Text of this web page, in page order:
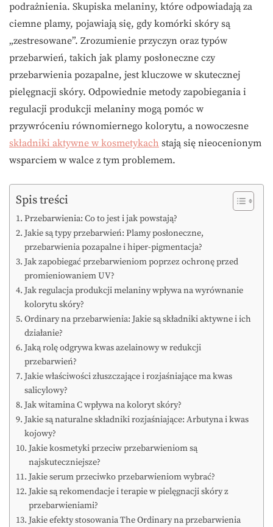
podrażnienia. Skupiska melaniny, które odpowiadają za
ciemne plamy, pojawiają się, gdy komórki skóry są
„zestresowane”. Zrozumienie przyczyn oraz typów
przebarwień, takich jak plamy posłoneczne czy
przebarwienia pozapalne, jest kluczowe w skutecznej
pielęgnacji skóry. Odpowiednie metody zapobiegania i
regulacji produkcji melaniny mogą pomóc w
przywróceniu równomiernego kolorytu, a nowoczesne
składniki aktywne w kosmetykach stają się nieocenionym
wsparciem w walce z tym problemem.
Spis treści
Przebarwienia: Co to jest i jak powstają?
Jakie są typy przebarwień: Plamy posłoneczne,
przebarwienia pozapalne i hiper-pigmentacja?
Jak zapobiegać przebarwieniom poprzez ochronę przed
promieniowaniem UV?
Jak regulacja produkcji melaniny wpływa na wyrównanie
kolorytu skóry?
Ordinary na przebarwienia: Jakie są składniki aktywne i ich
działanie?
Jaką rolę odgrywa kwas azelainowy w redukcji
przebarwień?
Jakie właściwości złuszczające i rozjaśniające ma kwas
salicylowy?
Jak witamina C wpływa na koloryt skóry?
Jakie są naturalne składniki rozjaśniające: Arbutyna i kwas
kojowy?
Jakie kosmetyki przeciw przebarwieniom są
najskuteczniejsze?
Jakie serum przeciwko przebarwieniom wybrać?
Jakie są rekomendacje i terapie w pielęgnacji skóry z
przebarwieniami?
Jakie efekty stosowania The Ordinary na przebarwienia